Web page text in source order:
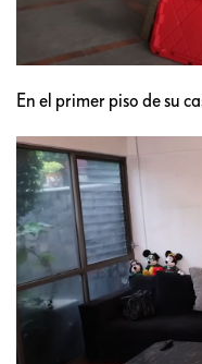
En el primer piso de su